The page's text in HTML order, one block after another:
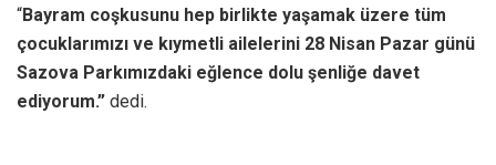
“Bayram coşkusunu hep birlikte yaşamak üzere tüm
çocuklarımızı ve kıymetli ailelerini 28 Nisan Pazar günü
Sazova Parkımızdaki eğlence dolu şenliğe davet
ediyorum.” dedi.